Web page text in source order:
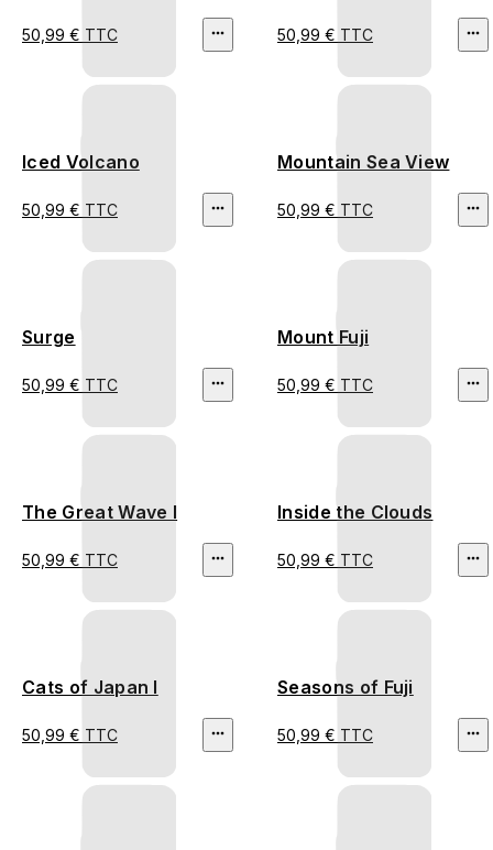
50,99 € TTC 50,99 € TTC
Iced Volcano
50,99 € TTC
Mountain Sea View
50,99 € TTC
Surge
50,99 € TTC
Mount Fuji
50,99 € TTC
The Great Wave I
50,99 € TTC
Inside the Clouds
50,99 € TTC
Cats of Japan I
50,99 € TTC
Seasons of Fuji
50,99 € TTC